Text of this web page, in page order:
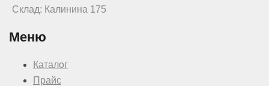
Склад: Калинина 175
Меню
Каталог
Прайс